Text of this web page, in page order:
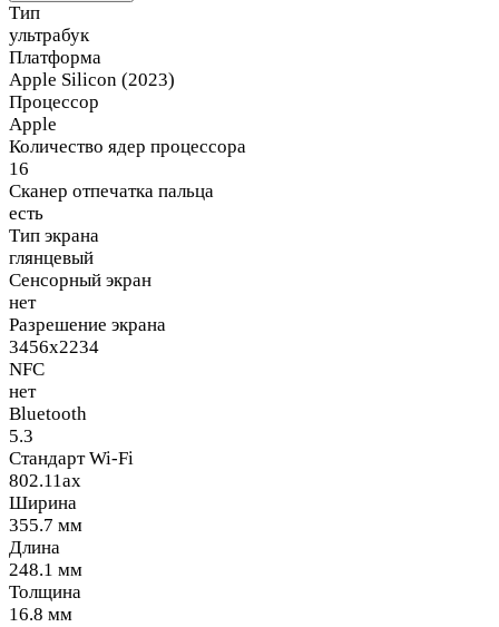
Тип
ультрабук
Платформа
Apple Silicon (2023)
Процессор
Apple
Количество ядер процессора
16
Сканер отпечатка пальца
есть
Тип экрана
глянцевый
Сенсорный экран
нет
Разрешение экрана
3456x2234
NFC
нет
Bluetooth
5.3
Стандарт Wi-Fi
802.11ах
Ширина
355.7 мм
Длина
248.1 мм
Толщина
16.8 мм